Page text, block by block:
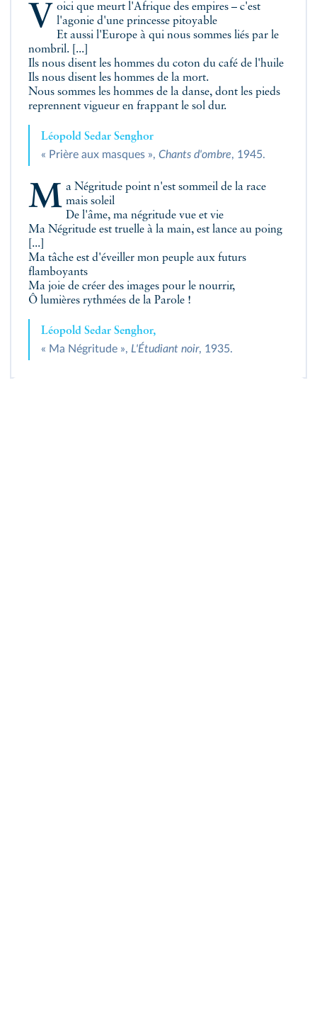
Voici que meurt l'Afrique des empires – c'est l'agonie d'une princesse pitoyable
Et aussi l'Europe à qui nous sommes liés par le
nombril. [...]
Ils nous disent les hommes du coton du café de l'huile
Ils nous disent les hommes de la mort.
Nous sommes les hommes de la danse, dont les pieds
reprennent vigueur en frappant le sol dur.
Léopold Sedar Senghor
« Prière aux masques », Chants d'ombre, 1945.
Ma Négritude point n'est sommeil de la race mais soleil
De l'âme, ma négritude vue et vie
Ma Négritude est truelle à la main, est lance au poing
[...]
Ma tâche est d'éveiller mon peuple aux futurs
flamboyants
Ma joie de créer des images pour le nourrir,
Ô lumières rythmées de la Parole !
Léopold Sedar Senghor,
« Ma Négritude », L'Étudiant noir, 1935.